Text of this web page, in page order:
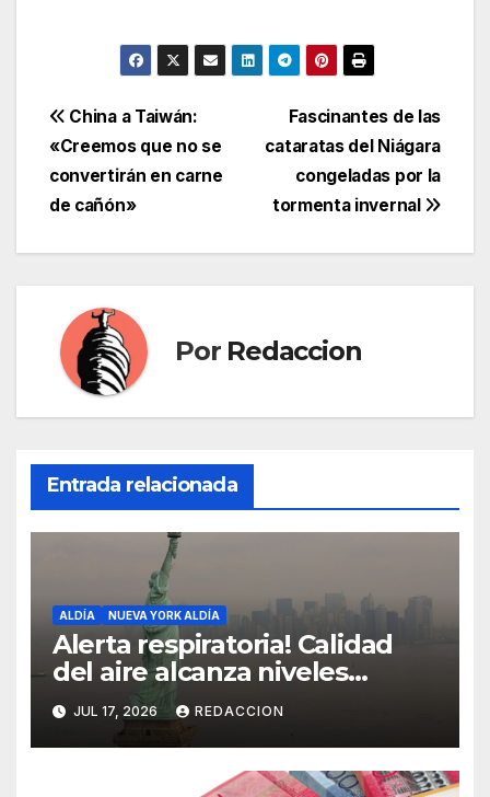
Navegación
de
entradas
Fascinantes de las
cataratas del Niágara
congeladas por la
tormenta invernal
China a Taiwán:
«Creemos que no se
convertirán en carne
de cañón»
Por Redaccion
Entrada relacionada
ALDÍA NUEVA YORK ALDÍA
Alerta respiratoria! Calidad
del aire alcanza niveles
peligrosos en NYC
JUL 17, 2026 REDACCION